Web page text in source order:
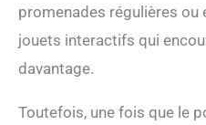
promenades régulières ou
jouets interactifs qui
davantage.
Toutefois, une fois que le